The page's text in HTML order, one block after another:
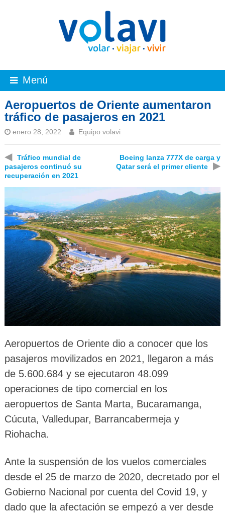
Menú
Aeropuertos de Oriente aumentaron
tráfico de pasajeros en 2021
enero 28, 2022 Equipo volavi
◀
Tráfico mundial de
pasajeros continuó su
recuperación en 2021
Boeing lanza 777X de carga y
Qatar será el primer cliente
▶
Aeropuertos de Oriente dio a conocer que los
pasajeros movilizados en 2021, llegaron a más
de 5.600.684 y se ejecutaron 48.099
operaciones de tipo comercial en los
aeropuertos de Santa Marta, Bucaramanga,
Cúcuta, Valledupar, Barrancabermeja y
Riohacha.
Ante la suspensión de los vuelos comerciales
desde el 25 de marzo de 2020, decretado por el
Gobierno Nacional por cuenta del Covid 19, y
dado que la afectación se empezó a ver desde